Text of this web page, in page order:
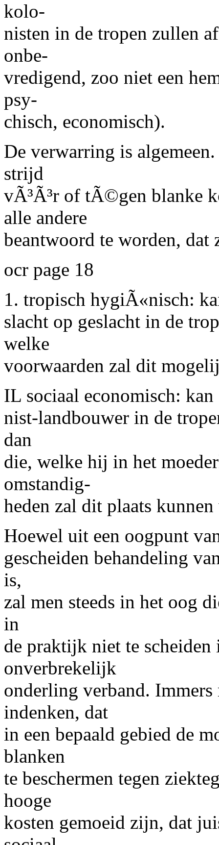
kolo-
nisten in de tropen zullen
onbe-
vredigend, zoo niet een
psy-
chisch, economisch).
De verwarring is
strijd
vÃ³Ã³r of tÃ©gen blanke
alle andere
beantwoord te worden, dat
ocr page 18
1. tropisch hygiÃ«nisch:
slacht op geslacht in de
welke
voorwaarden zal dit
IL sociaal economisch:
nist-landbouwer in de
dan
die, welke hij in het
omstandig-
heden zal dit plaats
Hoewel uit een oogpunt
gescheiden behandeling
is,
zal men steeds in het oog
in
de praktijk niet te scheiden
onverbrekelijk
onderling verband. Immers
indenken, dat
in een bepaald gebied de
blanken
te beschermen tegen
hooge
kosten gemoeid zijn, dat